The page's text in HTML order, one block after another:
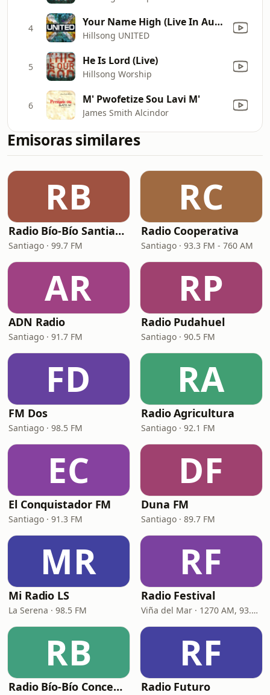
4 Your Name High (Live In Australia, 2009)
Hillsong UNITED
5 He Is Lord (Live)
Hillsong Worship
6 M' Pwofetize Sou Lavi M'
James Smith Alcindor
Emisoras similares
RB
Radio Bío-Bío Santiago 99.7
Santiago · 99.7 FM
RC
Radio Cooperativa
Santiago · 93.3 FM - 760 AM
AR
ADN Radio
Santiago · 91.7 FM
RP
Radio Pudahuel
Santiago · 90.5 FM
FD
FM Dos
Santiago · 98.5 FM
RA
Radio Agricultura
Santiago · 92.1 FM
EC
El Conquistador FM
Santiago · 91.3 FM
DF
Duna FM
Santiago · 89.7 FM
MR
Mi Radio LS
La Serena · 98.5 FM
RF
Radio Festival
Viña del Mar · 1270 AM, 93.7 FM
RB
Radio Bío-Bío Concepción
RF
Radio Futuro